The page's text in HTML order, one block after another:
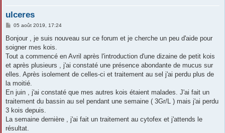
ulceres
M
s
a
g
05 août 2019, 17:24
Bonjour , je suis nouveau sur ce forum et je cherche un peu d'aide pour
soigner mes kois.
Tout a commencé en Avril après l'introduction d'une dizaine de petit kois
et après plusieurs , j'ai constaté une présence abondante de mucus sur
elles. Après isolement de celles-ci et traitement au sel j'ai perdu plus de
la moitié.
En juin , j'ai constaté que mes autres kois étaient malades. J'ai fait un
traitement du bassin au sel pendant une semaine ( 3Gr/L ) mais j'ai perdu
3 kois depuis.
La semaine dernière , j'ai fait un traitement au cytofex et j'attends le
résultat.